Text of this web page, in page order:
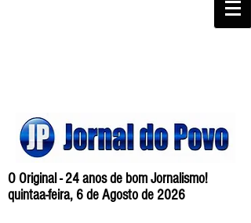
O Original - 24 anos de bom Jornalismo!
quintaa-feira, 6 de Agosto de 2026